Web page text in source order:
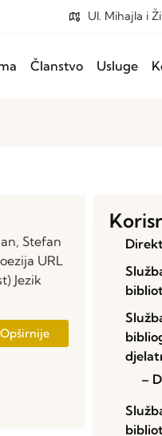
Ul. Mihajla i
Članstvo Usluge
Stefan
URL
Jezik
Opširnije
–